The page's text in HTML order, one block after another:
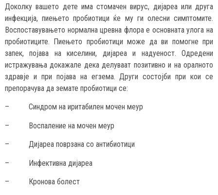
Доколку вашето дете има стомачен вирус, дијареа или друга
инфекција, пиењето пробиотици ќе му ги олесни симптомите.
Воспоставувањето нормална цревна флора е основната улога на
пробиотиците. Пиењето пробиотици може да ви помогне при
запек, појава на киселини, дијареа и надуеност. Одредени
истражувања докажале дека делуваат позитивно и на оралното
здравје и при појава на егзема. Други состојби при кои се
препорачува да земате пробиотици се:
– Синдром на иритабилен мочен меур
– Воспаление на мочен меур
– Дијареа поврзана со антибиотици
– Инфективна дијареа
– Кронова болест